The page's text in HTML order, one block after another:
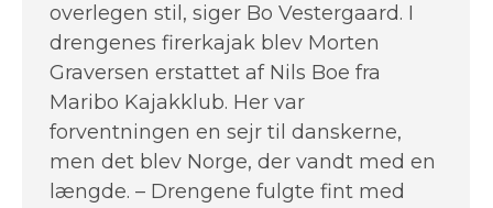
overlegen stil, siger Bo Vestergaard. I
drengenes firerkajak blev Morten
Graversen erstattet af Nils Boe fra
Maribo Kajakklub. Her var
forventningen en sejr til danskerne,
men det blev Norge, der vandt med en
længde. – Drengene fulgte fint med